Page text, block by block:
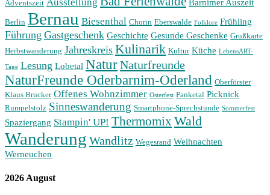
Adventszeit Ausstellung Barnimer Auszeit
Berlin Bernau Biesenthal Chorin Eberswalde Folklore Frühling
Führung Gastgeschenk Geschichte Gesunde Geschenke Grußkarte
Herbstwanderung Jahreskreis Kulinarik Kultur Küche LebensART-
Tage Lesung Lobetal NaturNaturfreunde
NaturFreunde Oderbarnim-Oderland Oberförster
Klaus Brucker Offenes Wohnzimmer Osterfest Panketal Picknick
Rumpelstolz Sinneswanderung Smartphone-Sprechstunde Sommerfest
Spaziergang Stampin' UP! ThermomixWald
Wanderung Wandlitz Wegesrand Weihnachten
Werneuchen
2026 August